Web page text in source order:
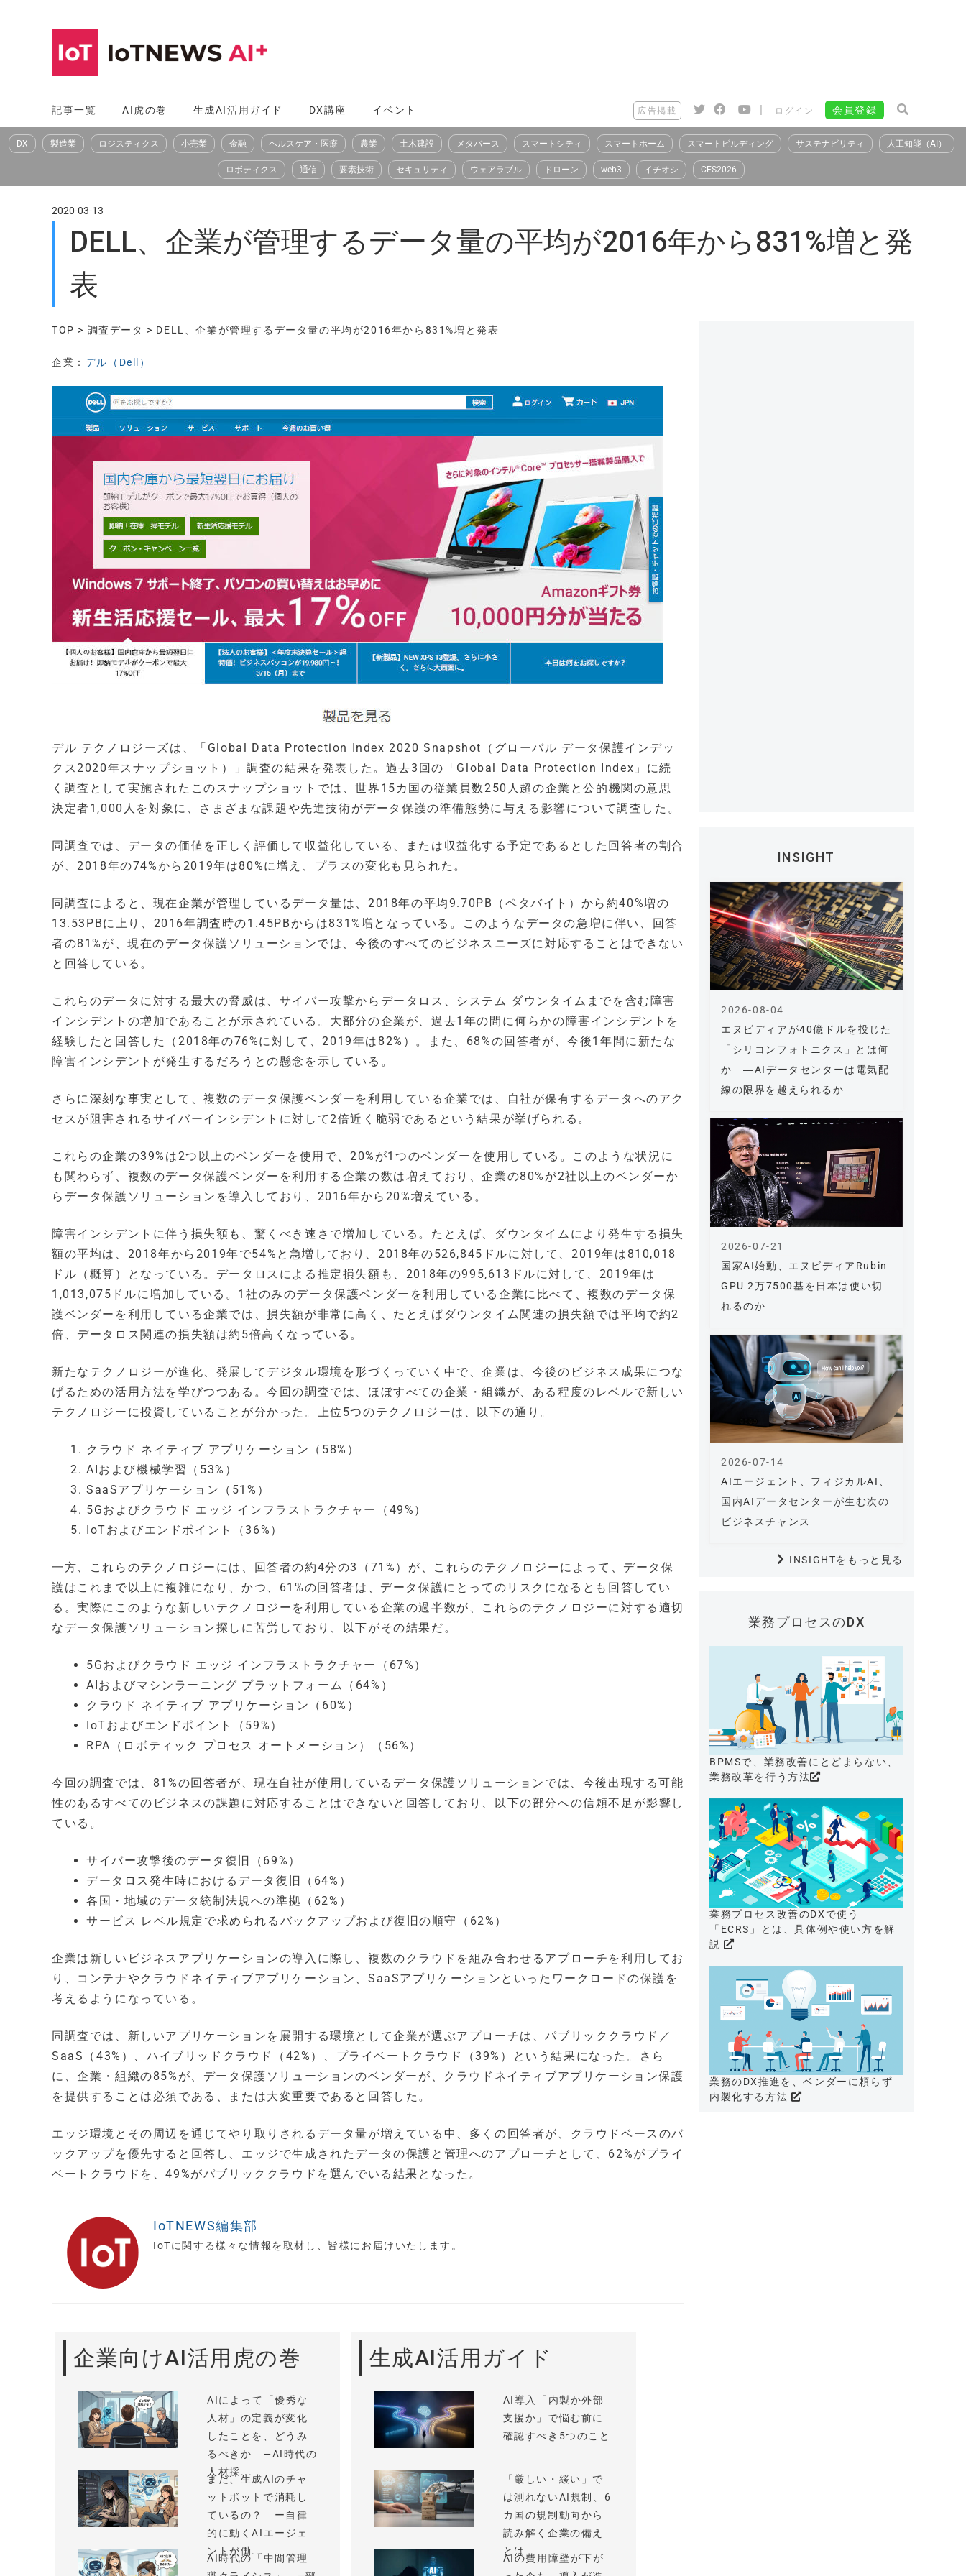
へ
ス
記事一覧 AI虎の巻 生成AI活用ガイド DX講座 イベント 広告掲載 | ログイン 会員登録
DX 製造業 ロジスティクス 小売業 金融 ヘルスケア・医療 農業 土木建設 メタバース スマートシティ スマートホーム スマートビルディング サステナビリティ 人工知能（AI）
ロボティクス 通信 要素技術 セキュリティ ウェアラブル ドローン web3 イチオシ CES2026
2020-03-13
DELL、企業が管理するデータ量の平均が2016年から831%増と発
表
TOP > 調査データ > DELL、企業が管理するデータ量の平均が2016年から831%増と発表
企業： デル（Dell）
デル テクノロジーズは、「Global Data Protection Index 2020 Snapshot（グローバル データ保護インデッ
クス2020年スナップショット）」調査の結果を発表した。過去3回の「Global Data Protection Index」に続
く調査として実施されたこのスナップショットでは、世界15カ国の従業員数250人超の企業と公的機関の意思
決定者1,000人を対象に、さまざまな課題や先進技術がデータ保護の準備態勢に与える影響について調査した。
同調査では、データの価値を正しく評価して収益化している、または収益化する予定であるとした回答者の割合
が、2018年の74%から2019年は80%に増え、プラスの変化も見られた。
同調査によると、現在企業が管理しているデータ量は、2018年の平均9.70PB（ペタバイト）から約40%増の
13.53PBに上り、2016年調査時の1.45PBからは831%増となっている。このようなデータの急増に伴い、回答
者の81%が、現在のデータ保護ソリューションでは、今後のすべてのビジネスニーズに対応することはできない
と回答している。
これらのデータに対する最大の脅威は、サイバー攻撃からデータロス、システム ダウンタイムまでを含む障害
インシデントの増加であることが示されている。大部分の企業が、過去1年の間に何らかの障害インシデントを
経験したと回答した（2018年の76%に対して、2019年は82%）。また、68%の回答者が、今後1年間に新たな
障害インシデントが発生するだろうとの懸念を示している。
さらに深刻な事実として、複数のデータ保護ベンダーを利用している企業では、自社が保有するデータへのアク
セスが阻害されるサイバーインシデントに対して2倍近く脆弱であるという結果が挙げられる。
これらの企業の39%は2つ以上のベンダーを使用で、20%が1つのベンダーを使用している。このような状況に
も関わらず、複数のデータ保護ベンダーを利用する企業の数は増えており、企業の80%が2社以上のベンダーか
らデータ保護ソリューションを導入しており、2016年から20%増えている。
障害インシデントに伴う損失額も、驚くべき速さで増加している。たとえば、ダウンタイムにより発生する損失
額の平均は、2018年から2019年で54%と急増しており、2018年の526,845ドルに対して、2019年は810,018
ドル（概算）となっている。データロスによる推定損失額も、2018年の995,613ドルに対して、2019年は
1,013,075ドルに増加している。1社のみのデータ保護ベンダーを利用している企業に比べて、複数のデータ保
護ベンダーを利用している企業では、損失額が非常に高く、たとえばダウンタイム関連の損失額では平均で約2
倍、データロス関連の損失額は約5倍高くなっている。
新たなテクノロジーが進化、発展してデジタル環境を形づくっていく中で、企業は、今後のビジネス成果につな
げるための活用方法を学びつつある。今回の調査では、ほぼすべての企業・組織が、ある程度のレベルで新しい
テクノロジーに投資していることが分かった。上位5つのテクノロジーは、以下の通り。
クラウド ネイティブ アプリケーション（58%）
AIおよび機械学習（53%）
SaaSアプリケーション（51%）
5Gおよびクラウド エッジ インフラストラクチャー（49%）
IoTおよびエンドポイント（36%）
一方、これらのテクノロジーには、回答者の約4分の3（71%）が、これらのテクノロジーによって、データ保
護はこれまで以上に複雑になり、かつ、61%の回答者は、データ保護にとってのリスクになるとも回答してい
る。実際にこのような新しいテクノロジーを利用している企業の過半数が、これらのテクノロジーに対する適切
なデータ保護ソリューション探しに苦労しており、以下がその結果だ。
5Gおよびクラウド エッジ インフラストラクチャー（67%）
AIおよびマシンラーニング プラットフォーム（64%）
クラウド ネイティブ アプリケーション（60%）
IoTおよびエンドポイント（59%）
RPA（ロボティック プロセス オートメーション）（56%）
今回の調査では、81%の回答者が、現在自社が使用しているデータ保護ソリューションでは、今後出現する可能
性のあるすべてのビジネスの課題に対応することはできないと回答しており、以下の部分への信頼不足が影響し
ている。
サイバー攻撃後のデータ復旧（69%）
データロス発生時におけるデータ復旧（64%）
各国・地域のデータ統制法規への準拠（62%）
サービス レベル規定で求められるバックアップおよび復旧の順守（62%）
企業は新しいビジネスアプリケーションの導入に際し、複数のクラウドを組み合わせるアプローチを利用してお
り、コンテナやクラウドネイティブアプリケーション、SaaSアプリケーションといったワークロードの保護を
考えるようになっている。
同調査では、新しいアプリケーションを展開する環境として企業が選ぶアプローチは、パブリッククラウド／
SaaS（43%）、ハイブリッドクラウド（42%）、プライベートクラウド（39%）という結果になった。さら
に、企業・組織の85%が、データ保護ソリューションのベンダーが、クラウドネイティブアプリケーション保護
を提供することは必須である、または大変重要であると回答した。
エッジ環境とその周辺を通じてやり取りされるデータ量が増えている中、多くの回答者が、クラウドベースのバ
ックアップを優先すると回答し、エッジで生成されたデータの保護と管理へのアプローチとして、62%がプライ
ベートクラウドを、49%がパブリッククラウドを選んでいる結果となった。
IoTNEWS編集部
IoTに関する様々な情報を取材し、皆様にお届けいたします。
企業向けAI活用虎の巻
AIによって「優秀な
人材」の定義が変化
したことを、どうみ
るべきか —AI時代の
人材採...
まだ、生成AIのチャ
ットボットで消耗し
ているの？ ー自律
的に動くAIエージェ
ントが働...
AI時代の「中間管理
生成AI活用ガイド
AI導入「内製か外部
支援か」で悩む前に
確認すべき5つのこと
「厳しい・緩い」で
は測れないAI規制、6
カ国の規制動向から
読み解く企業の備え
とは
AIの費用障壁が下が
INSIGHT
エヌビディアが40億ドルを投じた
「シリコンフォトニクス」とは何
か ―AIデータセンターは電気配
線の限界を越えられるか
2026-08-04
国家AI始動、エヌビディアRubin
GPU 2万7500基を日本は使い切
れるのか
2026-07-21
AIエージェント、フィジカルAI、
国内AIデータセンターが生む次の
ビジネスチャンス
2026-07-14
INSIGHTをもっと見る
業務プロセスのDX
BPMSで、業務改善にとどまらない、
業務改革を行う方法
業務プロセス改善のDXで使う
「ECRS」とは、具体例や使い方を解
説
業務のDX推進を、ベンダーに頼らず
内製化する方法